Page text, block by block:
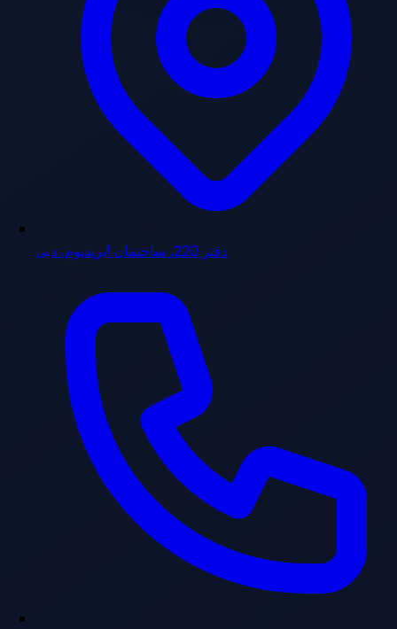
دفتر 220، ساختمان ایریدیوم، دبی